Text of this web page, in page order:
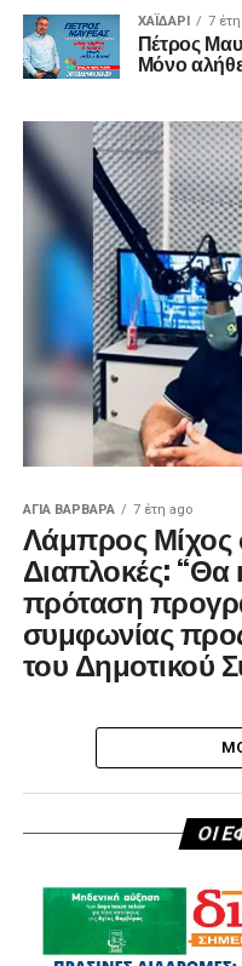
ΧΑΪΔΑΡΙ 7
Πέτρος
Μόνο
ΑΓΙΑ ΒΑΡΒΑΡΑ 7 έτη ago
Λάμπρος Μίχος
Διαπλοκές:
πρόταση
συμφωνίας
του Δημοτικού
ΟΙ